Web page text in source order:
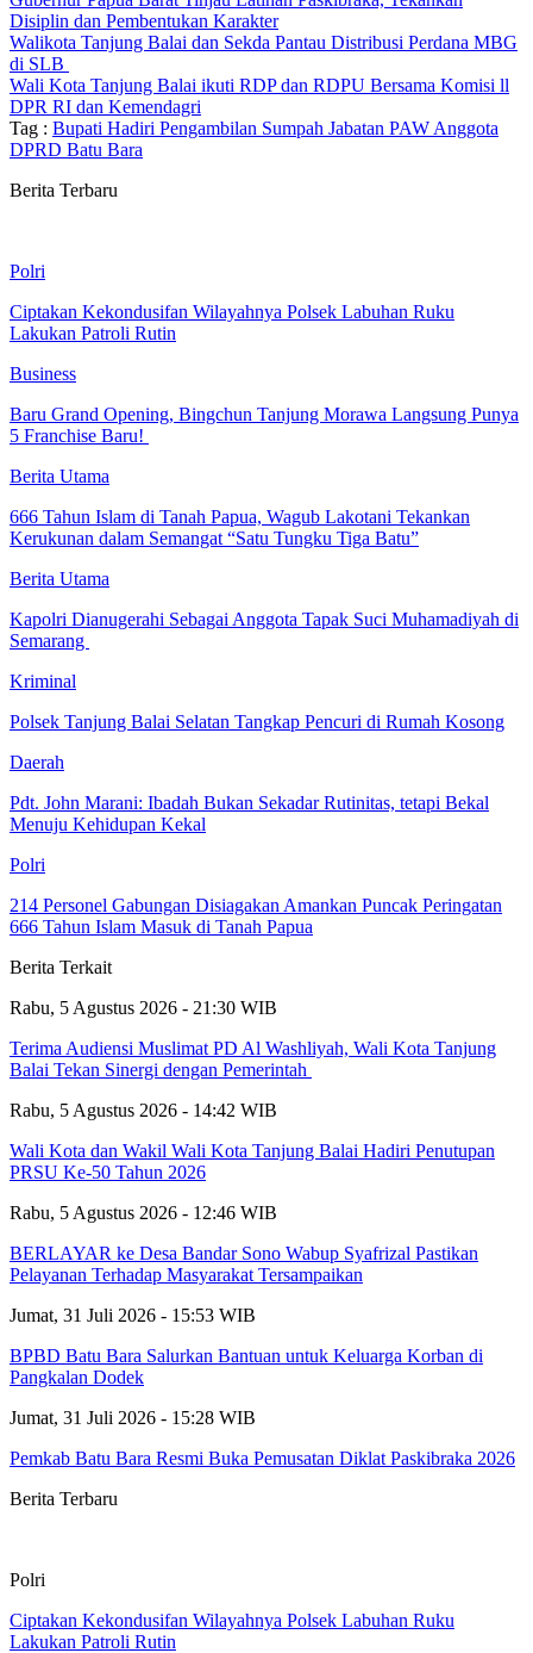
Disiplin dan Pembentukan Karakter
Walikota Tanjung Balai dan Sekda Pantau Distribusi Perdana MBG
di SLB
Wali Kota Tanjung Balai ikuti RDP dan RDPU Bersama Komisi ll
DPR RI dan Kemendagri
Tag : Bupati Hadiri Pengambilan Sumpah Jabatan PAW Anggota
DPRD Batu Bara
Berita Terbaru
Polri
Ciptakan Kekondusifan Wilayahnya Polsek Labuhan Ruku
Lakukan Patroli Rutin
Business
‎Baru Grand Opening, Bingchun Tanjung Morawa Langsung Punya
5 Franchise Baru! ‎
Berita Utama
666 Tahun Islam di Tanah Papua, Wagub Lakotani Tekankan
Kerukunan dalam Semangat “Satu Tungku Tiga Batu”
Berita Utama
Kapolri Dianugerahi Sebagai Anggota Tapak Suci Muhamadiyah di
Semarang
Kriminal
Polsek Tanjung Balai Selatan Tangkap Pencuri di Rumah Kosong
Daerah
Pdt. John Marani: Ibadah Bukan Sekadar Rutinitas, tetapi Bekal
Menuju Kehidupan Kekal
Polri
214 Personel Gabungan Disiagakan Amankan Puncak Peringatan
666 Tahun Islam Masuk di Tanah Papua
Berita Terkait
Rabu, 5 Agustus 2026 - 21:30 WIB
Terima Audiensi Muslimat PD Al Washliyah, Wali Kota Tanjung
Balai Tekan Sinergi dengan Pemerintah
Rabu, 5 Agustus 2026 - 14:42 WIB
Wali Kota dan Wakil Wali Kota Tanjung Balai Hadiri Penutupan
PRSU Ke-50 Tahun 2026
Rabu, 5 Agustus 2026 - 12:46 WIB
BERLAYAR ke Desa Bandar Sono Wabup Syafrizal Pastikan
Pelayanan Terhadap Masyarakat Tersampaikan
Jumat, 31 Juli 2026 - 15:53 WIB
BPBD Batu Bara Salurkan Bantuan untuk Keluarga Korban di
Pangkalan Dodek
Jumat, 31 Juli 2026 - 15:28 WIB
Pemkab Batu Bara Resmi Buka Pemusatan Diklat Paskibraka 2026
Berita Terbaru
Polri
Ciptakan Kekondusifan Wilayahnya Polsek Labuhan Ruku
Lakukan Patroli Rutin